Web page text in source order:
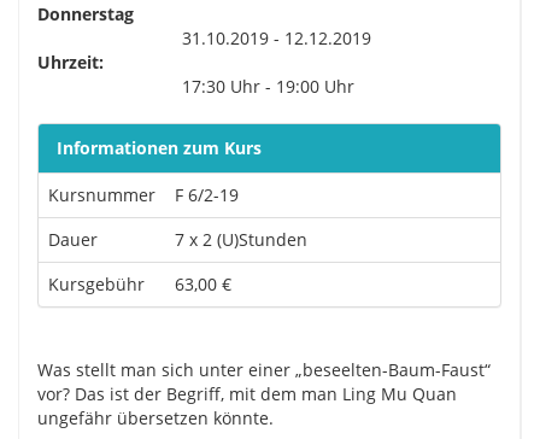
Donnerstag
31.10.2019 - 12.12.2019
Uhrzeit:
17:30 Uhr - 19:00 Uhr
Informationen zum Kurs
Kursnummer
F 6/2-19
Dauer
7 x 2 (U)Stunden
Kursgebühr
63,00 €
Was stellt man sich unter einer „beseelten-Baum-Faust“
vor? Das ist der Begriff, mit dem man Ling Mu Quan
ungefähr übersetzen könnte.